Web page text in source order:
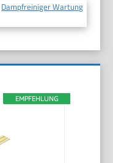
Dampfreiniger Wartung
EMPFEHLUNG